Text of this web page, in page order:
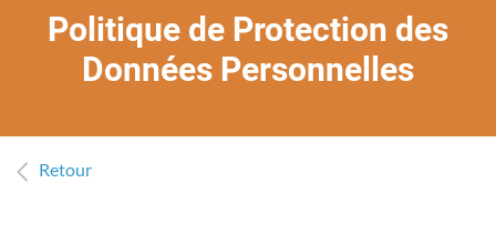
Politique de Protection des
Données Personnelles
Retour